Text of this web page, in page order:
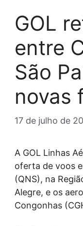
GOL
entre
São
novas
17 de julho de
A GOL Linhas
oferta de voos
(QNS), na
Alegre, e os
Congonhas